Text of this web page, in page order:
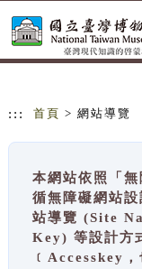
::: 首頁 > 網站導覽
本網站依照「
循無障礙網站
站導覽 (Site
Key) 等設計方
﹝Accesskey，